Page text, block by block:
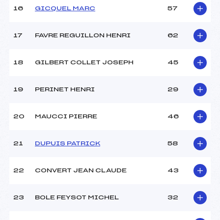
3
Vet
16 GICQUEL MARC 57
17 FAVRE REGUILLON HENRI 62
18 GILBERT COLLET JOSEPH 45
19 PERINET HENRI 29
20 MAUCCI PIERRE 46
21 DUPUIS PATRICK 58
22 CONVERT JEAN CLAUDE 43
23 BOLE FEYSOT MICHEL 32